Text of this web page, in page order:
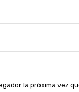
la próxima vez